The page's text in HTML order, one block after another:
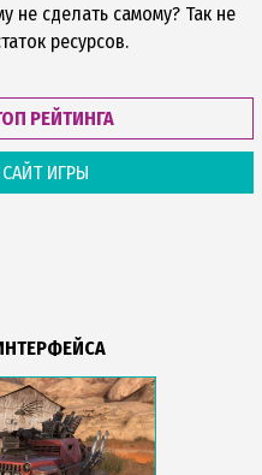
не сделать самому? Так не
ресурсов.
РЕЙТИНГА
ИГРЫ